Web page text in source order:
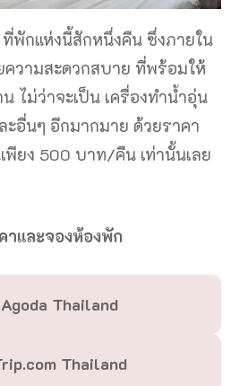
พักแห่งนี้สักหนึ่งคืน ซึ่งภายใน
วามสะดวกสบาย ที่พร้อมให้
ไม่ว่าจะเป็น เครื่องทำน้ำอุ่น
ะอื่นๆ อีกมากมาย ด้วยราคา
พียง 500 บาท/คืน เท่านั้นเลย
าและจองห้องพัก
Agoda Thailand
Thailand